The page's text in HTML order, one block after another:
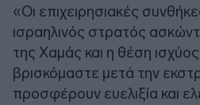
«Οι επιχειρησιακές
ισραηλινός στρατός
της Χαμάς και η θέση
βρισκόμαστε μετά την
προσφέρουν ευελιξία και